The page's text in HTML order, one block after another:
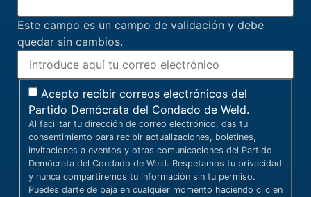
Este campo es un campo de validación y debe
quedar sin cambios.
Acepto recibir correos electrónicos del
Partido Demócrata del Condado de Weld.
Al facilitar tu dirección de correo electrónico, das tu
consentimiento para recibir actualizaciones, boletines,
invitaciones a eventos y otras comunicaciones del Partido
Demócrata del Condado de Weld. Respetamos tu privacidad
y nunca compartiremos tu información sin tu permiso.
Puedes darte de baja en cualquier momento haciendo clic en